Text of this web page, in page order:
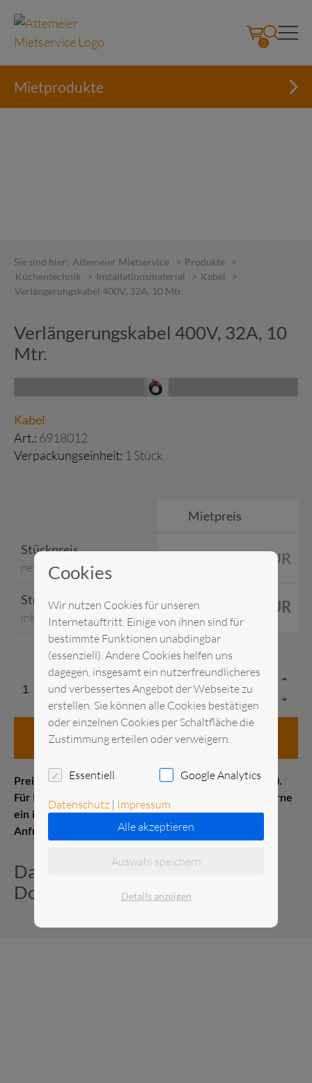
0
Mietprodukte
content
Sie sind hier: Attemeier Mietservice > Produkte
>
Küchentechnik
> Installationsmaterial > Kabel
>
Verlängerungskabel 400V, 32A, 10 Mtr.
Verlängerungskabel 400V, 32A, 10
Mtr.
Kabel
Art.: 6918012
Verpackungseinheit: 1 Stück
Mietpreis
Stückpreis
netto 42,00 EUR
Stückpreis
inkl. MwSt.
49,98 EUR
in den Anfragekorb
Preis pro Stück Messelistenpreis (1–21 Kalendertage).
Für Kurz- oder Langzeitmieten erstellen wir Ihnen gerne
ein individuelles Angebot. Senden Sie uns gerne eine
Anfrage.
Datenblatt und zusätzliche
Dokumente
Cookies
Wir nutzen Cookies für unseren
Internetauftritt. Einige von ihnen sind für
bestimmte Funktionen unabdingbar
(essenziell). Andere Cookies helfen uns
dagegen, insgesamt ein nutzerfreundlicheres
und verbessertes Angebot der Webseite zu
erstellen. Sie können alle Cookies bestätigen
oder einzelnen Cookies per Schaltfläche die
Zustimmung erteilen oder verweigern.
Essentiell Google Analytics
Datenschutz | Impressum
Alle akzeptieren
Auswahl speichern
Details anzeigen